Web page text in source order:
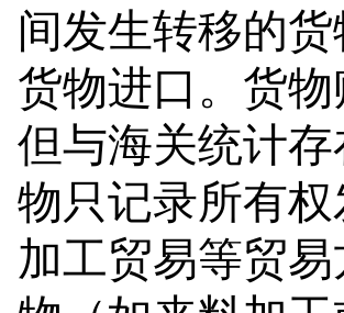
间发生转移的
货物进口。货
但与海关统计
物只记录所有
加工贸易等贸